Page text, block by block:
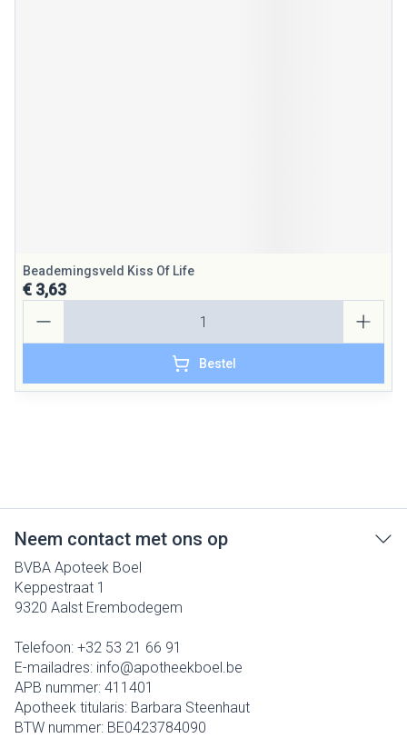
Beademingsveld Kiss Of Life
€ 3,63
Bestel
Neem contact met ons op
BVBA Apoteek Boel
Keppestraat 1
9320 Aalst Erembodegem
Telefoon: +32 53 21 66 91
E-mailadres: info@apotheekboel.be
APB nummer: 411401
Apotheek titularis: Barbara Steenhaut
BTW nummer: BE0423784090